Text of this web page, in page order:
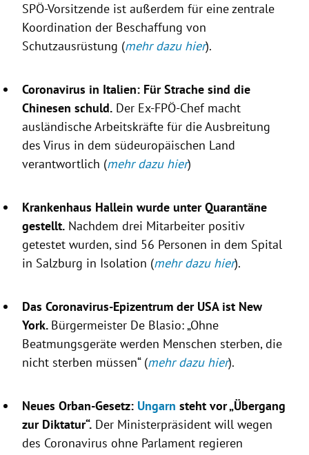
SPÖ-Vorsitzende ist außerdem für eine zentrale
Koordination der Beschaffung von
Schutzausrüstung (mehr dazu hier).
Coronavirus in Italien: Für Strache sind die
Chinesen schuld. Der Ex-FPÖ-Chef macht
ausländische Arbeitskräfte für die Ausbreitung
des Virus in dem südeuropäischen Land
verantwortlich (mehr dazu hier)
Krankenhaus Hallein wurde unter Quarantäne
gestellt. Nachdem drei Mitarbeiter positiv
getestet wurden, sind 56 Personen in dem Spital
in Salzburg in Isolation (mehr dazu hier).
Das Coronavirus-Epizentrum der USAist New
York. Bürgermeister De Blasio: „Ohne
Beatmungsgeräte werden Menschen sterben, die
nicht sterben müssen“ (mehr dazu hier).
Neues Orban-Gesetz: Ungarn steht vor „Übergang
zur Diktatur“. Der Ministerpräsident will wegen
des Coronavirus ohne Parlament regieren